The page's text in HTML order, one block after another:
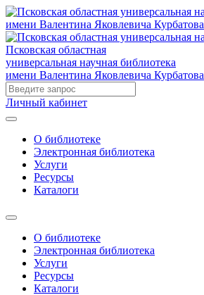
Псковская областная
универсальная научная библиотека
имени Валентина Яковлевича Курбатова
Личный кабинет
О библиотеке
Электронная библиотека
Услуги
Ресурсы
Каталоги
О библиотеке
Электронная библиотека
Услуги
Ресурсы
Каталоги